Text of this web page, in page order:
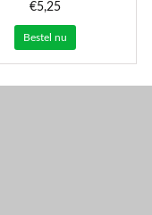
€5,25
Bestel nu